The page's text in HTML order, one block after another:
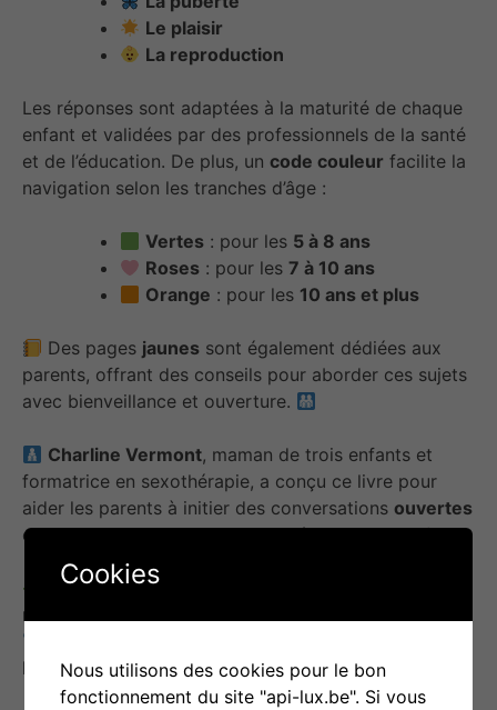
Le plaisir
La reproduction
Les réponses sont adaptées à la maturité de chaque
enfant et validées par des professionnels de la santé
et de l’éducation. De plus, un code couleur facilite la
navigation selon les tranches d’âge :
Vertes : pour les 5 à 8 ans
Roses : pour les7 à 10 ans
Orange : pour les 10 ans et plus
Des pages jaunes sont également dédiées aux
parents, offrant des conseils pour aborder ces sujets
avec bienveillance et ouverture.
Charline Vermont, maman de trois enfants et
formatrice en sexothérapie, a conçu ce livre pour
aider les parents à initier des conversations ouvertes
etrespectueusessur la sexualité avec leurs enfants.
Il est disponible à la vente au prix de
mars 2025.
locale pour l’emprunter.
Cookies
Nous utilisons des cookies pour le bon
fonctionnement du site "api-lux.be". Si vous